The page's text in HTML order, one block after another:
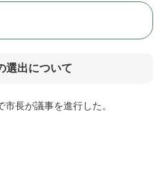
出について
長が議事を進行した。